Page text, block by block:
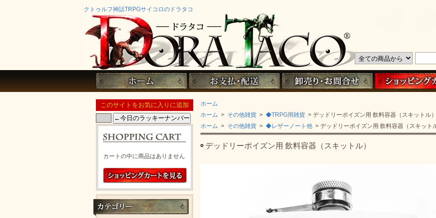
クトゥルフ神話TRPGサイコロのドラタコ
ホーム
ホーム > その他雑貨 > ◆TRPG用雑貨 > デッドリーポイズン用 飲料容器（スキットル
ホーム > その他雑貨 > ◆レザーノート他 > デッドリーポイズン用 飲料容器（スキット
デッドリーポイズン用 飲料容器（スキットル）
カートの中に商品はありません